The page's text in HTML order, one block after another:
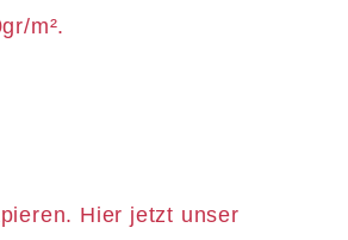
m².
Hier jetzt unser